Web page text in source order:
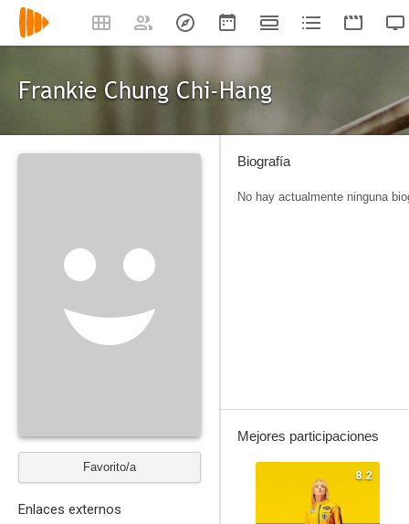
Frankie Chung Chi-Hang
Favorito/a
Enlaces externos
Biografía
No hay actualmente ninguna
Mejores participaciones
8.2